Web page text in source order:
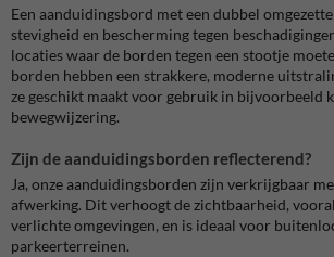
Een aanduidingsbord met een dubbel
stevigheid en bescherming tegen
locaties waar de borden tegen een stootje
borden hebben een strakkere, moderne
ze geschikt maakt voor gebruik in bijvoorbeeld
bewegwijzering.
Zijn de aanduidingsborden reflecterend?
Ja, onze aanduidingsborden zijn verkrijgbaar
afwerking. Dit verhoogt de zichtbaarheid,
verlichte omgevingen, en is ideaal voor
parkeerterreinen.